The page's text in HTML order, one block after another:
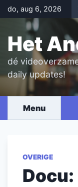
Skip
to
content
do, aug 6, 2026
Het
dé
daily updates!
Menu
OVERIGE